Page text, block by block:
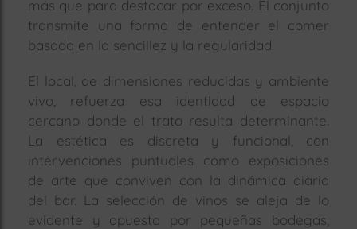
más que para destacar por exceso. El conjunto
transmite una forma de entender el comer
basada en la sencillez y la regularidad.
El local, de dimensiones reducidas y ambiente
vivo, refuerza esa identidad de espacio
cercano donde el trato resulta determinante.
La estética es discreta y funcional, con
intervenciones puntuales como exposiciones
de arte que conviven con la dinámica diaria
del bar. La selección de vinos se aleja de lo
evidente y apuesta por pequeñas bodegas,